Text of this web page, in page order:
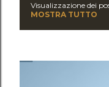
s
Visualizzazione dei
MOSTRA TUTTO